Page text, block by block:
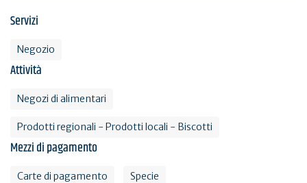
Servizi
Negozio
Attività
Negozi di alimentari
Prodotti regionali - Prodotti locali - Biscotti
Mezzi di pagamento
Carte di pagamento Specie